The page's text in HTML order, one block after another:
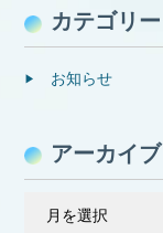
カテゴリー
お知らせ
アーカイブ